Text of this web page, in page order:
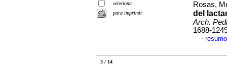
seleciona
para imprimir
Rosas,
del
Arch.
1688-
·
3 / 14